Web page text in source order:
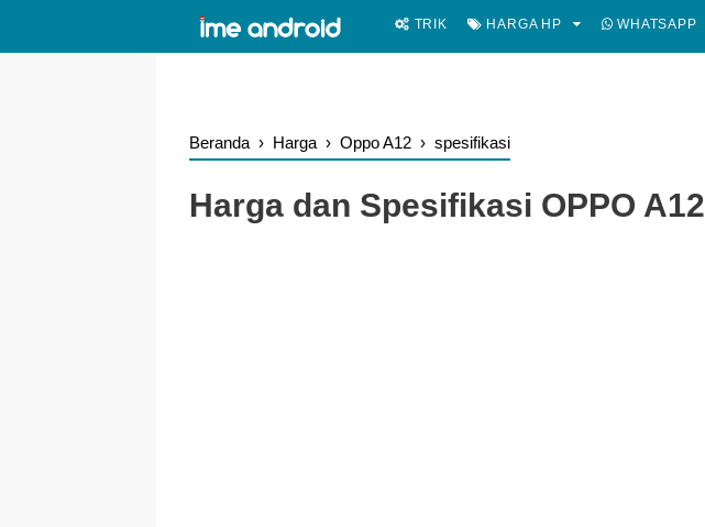
TRIK HARGA HP WHATSAPP
Beranda › Harga › Oppo A12 › spesifikasi
Harga dan Spesifikasi OPPO A12